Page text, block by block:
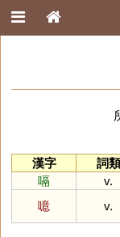
漢字
詞類
嗝
v.
噫
v.